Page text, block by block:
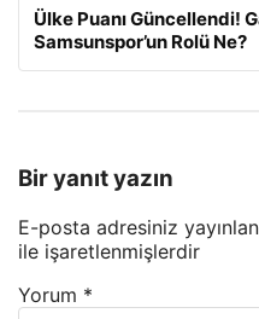
Ülke Puanı Güncellendi!
Samsunspor’un Rolü Ne?
Bir yanıt yazın
E-posta adresiniz
ile işaretlenmişlerdir
Yorum *